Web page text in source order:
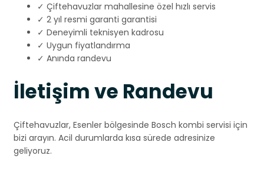
✓ Çiftehavuzlar mahallesine özel hızlı servis
✓ 2 yıl resmi garanti garantisi
✓ Deneyimli teknisyen kadrosu
✓ Uygun fiyatlandırma
✓ Anında randevu
İletişim ve Randevu
Çiftehavuzlar, Esenler bölgesinde Bosch kombi servisi için
bizi arayın. Acil durumlarda kısa sürede adresinize
geliyoruz.